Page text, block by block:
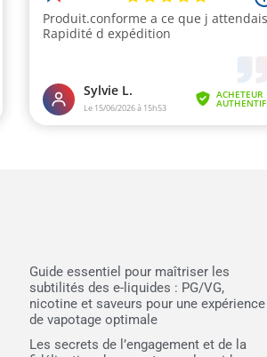
Guide essentiel pour maîtriser les
subtilités des e-liquides : PG/VG,
nicotine et saveurs pour une expérience
de vapotage optimale
Les secrets de l’engagement et de la